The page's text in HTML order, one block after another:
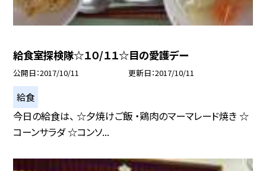
給食室探検隊☆１０/１１☆目の愛護デー
公開日 2017/10/11 更新日 2017/10/11
給食
今日の給食は、 ☆夕焼けご飯 ・鶏肉のマーマレード焼き ☆
コーンサラダ ☆コンソ...